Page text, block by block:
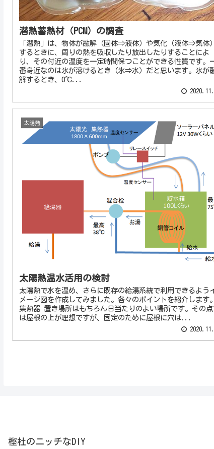
潜熱蓄熱材（PCM）の調査
「潜熱」は、物体が融解（固体⇒液体）や気化（液体⇒気体）
するときに、周りの熱を吸収したり放出したりすることによ
り、その付近の温度を一定時間保つことができる性質です。
番身近なのは氷が溶けるとき（氷⇒水）だと思います。氷が
解するとき、0℃...
太陽熱
太陽熱温水活用の検討
太陽熱で水を温め、さらに既存の給湯系統で利用できるよう
メージ図を作成してみました。各々のポイントを紹介します。
集熱器 置き場所はもちろん日当たりのよい場所です。その
は屋根の上が理想ですが、固定のために屋根に穴は...
樫杜のニッチなDIY